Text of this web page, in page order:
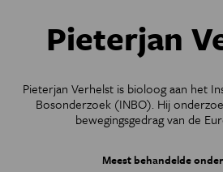
PSYCHE & BREIN
JONGE UITDAGERS
Pieterjan
Pieterjan Verhelst is bioloog aan het
Bosonderzoek (INBO). Hij
bewegingsgedrag van de
Meest behandelde